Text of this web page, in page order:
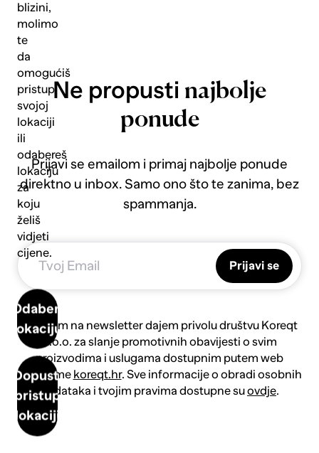
blizini,
molimo
te
da
omogućiš
pristup
svojoj
lokaciji
ili
odabereš
lokaciju
za
koju
želiš
vidjeti
cijene.
Odaberi
lokaciju
Dopusti
pristup
lokaciji
Ne propusti najbolje
ponude
Prijavi se emailom i primaj najbolje ponude
direktno u inbox. Samo ono što te zanima, bez
spammanja.
Prijavi se
Prijavom na newsletter dajem privolu društvu Koreqt
d.o.o. za slanje promotivnih obavijesti o svim
proizvodima i uslugama dostupnim putem web
platforme koreqt.hr. Sve informacije o obradi osobnih
podataka i tvojim pravima dostupne suovdje.